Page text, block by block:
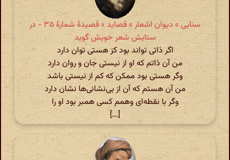
سنایی » دیوان اشعار » قصاید » قصیدهٔ شمارهٔ ۳۵ - در
ستایش شعر خویش گوید
اگر ذاتی تواند بود کز هستی توان دارد
من آن ذاتم که او از نیستی جان و روان دارد
وگر هستی بود ممکن که کم از نیستی باشد
من آن هستم که آن از بی‌نشانی‌ها نشان دارد
وگر با نقطه‌ای وهمم کسی همبر بود او را
[...]